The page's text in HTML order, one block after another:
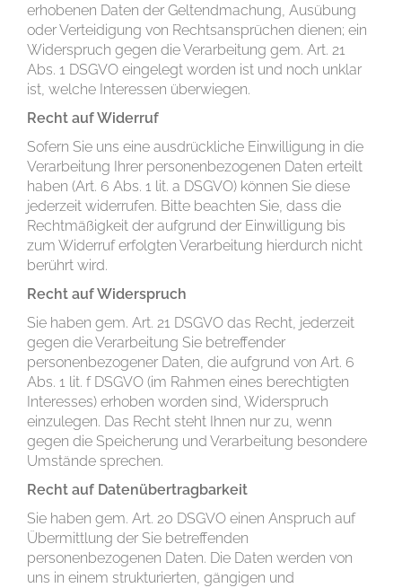
erhobenen Daten der Geltendmachung, Ausübung
oder Verteidigung von Rechtsansprüchen dienen; ein
Widerspruch gegen die Verarbeitung gem. Art. 21
Abs. 1 DSGVO eingelegt worden ist und noch unklar
ist, welche Interessen überwiegen.
Recht auf Widerruf
Sofern Sie uns eine ausdrückliche Einwilligung in die
Verarbeitung Ihrer personenbezogenen Daten erteilt
haben (Art. 6 Abs. 1 lit. a DSGVO) können Sie diese
jederzeit widerrufen. Bitte beachten Sie, dass die
Rechtmäßigkeit der aufgrund der Einwilligung bis
zum Widerruf erfolgten Verarbeitung hierdurch nicht
berührt wird.
Recht auf Widerspruch
Sie haben gem. Art. 21 DSGVO das Recht, jederzeit
gegen die Verarbeitung Sie betreffender
personenbezogener Daten, die aufgrund von Art. 6
Abs. 1 lit. f DSGVO (im Rahmen eines berechtigten
Interesses) erhoben worden sind, Widerspruch
einzulegen. Das Recht steht Ihnen nur zu, wenn
gegen die Speicherung und Verarbeitung besondere
Umstände sprechen.
Recht auf Datenübertragbarkeit
Sie haben gem. Art. 20 DSGVO einen Anspruch auf
Übermittlung der Sie betreffenden
personenbezogenen Daten. Die Daten werden von
uns in einem strukturierten, gängigen und